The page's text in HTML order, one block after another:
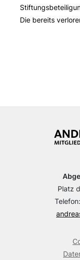
Die bereits
Platz
Telefon: